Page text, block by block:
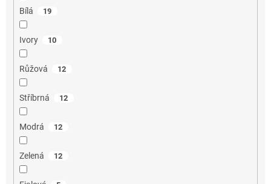
Bílá 19
Ivory 10
Růžová 12
Stříbrná 12
Modrá 12
Zelená 12